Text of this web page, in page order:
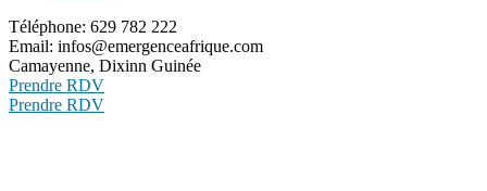
Téléphone: 629 782 222
Email: infos@emergenceafrique.com
Camayenne, Dixinn Guinée
Prendre RDV
Prendre RDV